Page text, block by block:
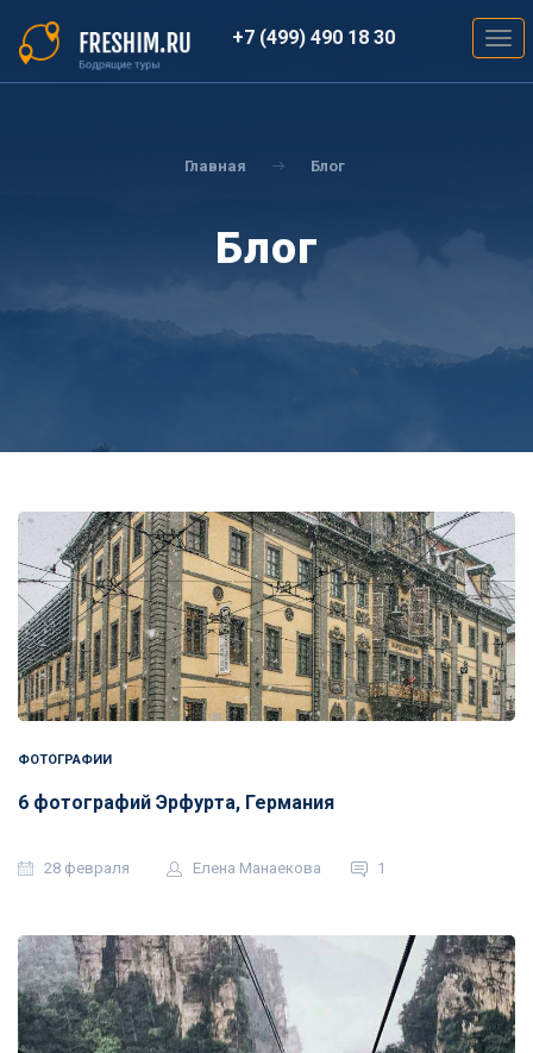
основному
содержанию
+7 (499) 490 18 30
Главная Блог
Блог
ФОТОГРАФИИ
6 фотографий Эрфурта, Германия
28 февраля Елена Манаекова 1